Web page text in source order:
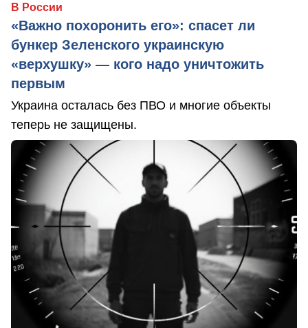
В России
«Важно похоронить его»: спасет ли
бункер Зеленского украинскую
«верхушку» — кого надо уничтожить
первым
Украина осталась без ПВО и многие объекты
теперь не защищены.